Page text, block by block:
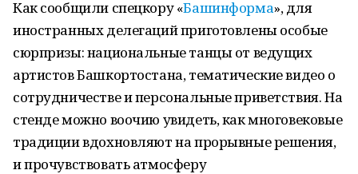
Как сообщили спецкору «Башинформа», для
иностранных делегаций приготовлены особые
сюрпризы: национальные танцы от ведущих
артистов Башкортостана, тематические видео о
сотрудничестве и персональные приветствия. На
стенде можно воочию увидеть, как многовековые
традиции вдохновляют на прорывные решения,
и прочувствовать атмосферу